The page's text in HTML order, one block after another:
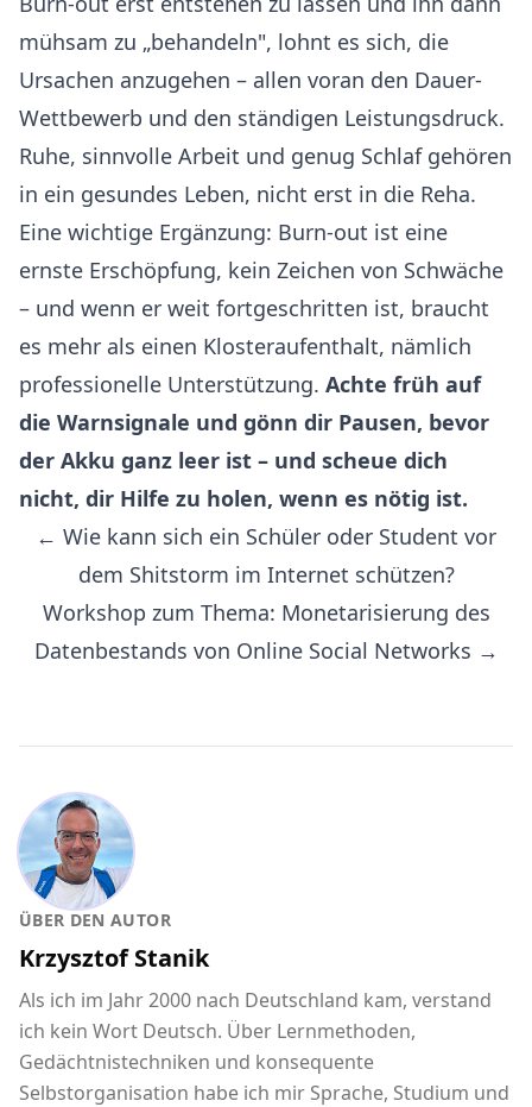
mühsam zu „behandeln", lohnt es sich, die
Ursachen anzugehen – allen voran den Dauer-
Wettbewerb und den ständigen Leistungsdruck.
Ruhe, sinnvolle Arbeit und genug Schlaf gehören
in ein gesundes Leben, nicht erst in die Reha.
Eine wichtige Ergänzung: Burn-out ist eine
ernste Erschöpfung, kein Zeichen von Schwäche
– und wenn er weit fortgeschritten ist, braucht
es mehr als einen Klosteraufenthalt, nämlich
professionelle Unterstützung. Achte früh auf
die Warnsignale und gönn dir Pausen, bevor
der Akku ganz leer ist – und scheue dich
nicht, dir Hilfe zu holen, wenn es nötig ist.
← Wie kann sich ein Schüler oder Student vor
dem Shitstorm im Internet schützen?
Workshop zum Thema: Monetarisierung des
Datenbestands von Online Social Networks →
ÜBER DEN AUTOR
Krzysztof Stanik
Als ich im Jahr 2000 nach Deutschland kam, verstand
ich kein Wort Deutsch. Über Lernmethoden,
Gedächtnistechniken und konsequente
Selbstorganisation habe ich mir Sprache, Studium und